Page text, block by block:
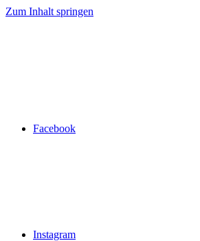
Zum Inhalt springen
Facebook
Instagram